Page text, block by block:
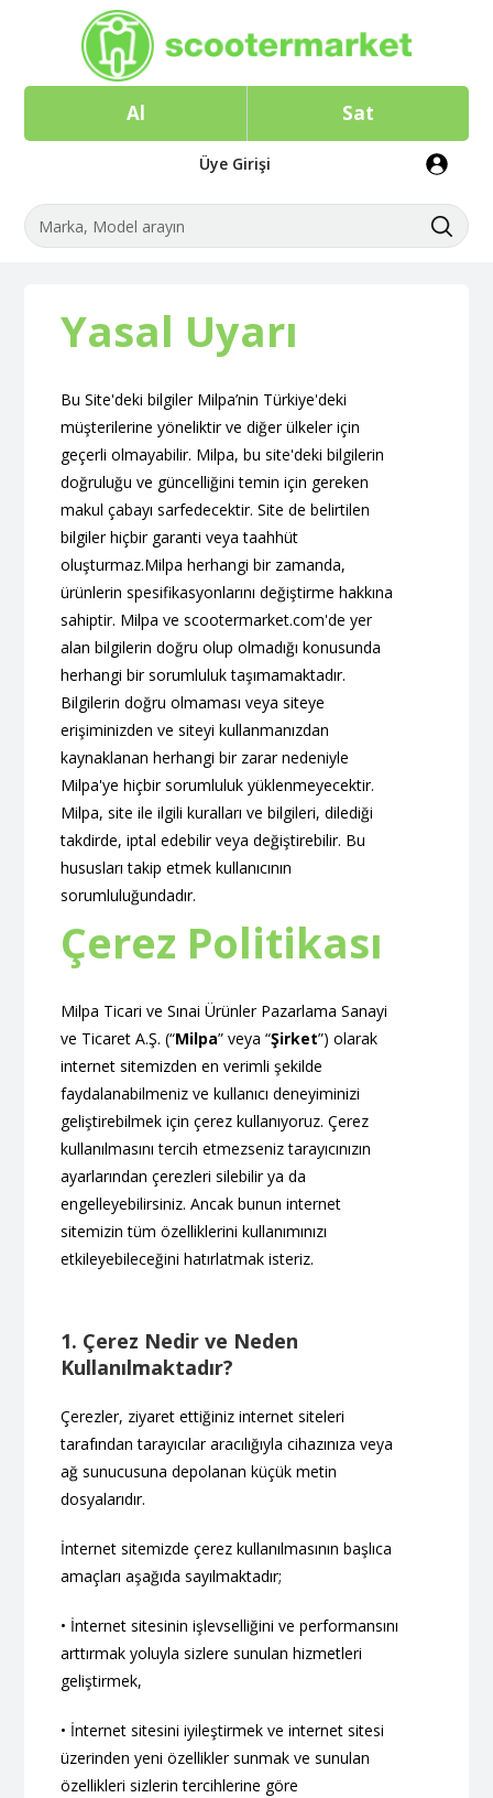
Al Sat
Üye Girişi
Yasal Uyarı
Bu Site'deki bilgiler Milpa’nin Türkiye'deki
müşterilerine yöneliktir ve diğer ülkeler için
geçerli olmayabilir. Milpa, bu site'deki bilgilerin
doğruluğu ve güncelliğini temin için gereken
makul çabayı sarfedecektir. Site de belirtilen
bilgiler hiçbir garanti veya taahhüt
oluşturmaz.Milpa herhangi bir zamanda,
ürünlerin spesifikasyonlarını değiştirme hakkına
sahiptir. Milpa ve scootermarket.com'de yer
alan bilgilerin doğru olup olmadığı konusunda
herhangi bir sorumluluk taşımamaktadır.
Bilgilerin doğru olmaması veya siteye
erişiminizden ve siteyi kullanmanızdan
kaynaklanan herhangi bir zarar nedeniyle
Milpa'ye hiçbir sorumluluk yüklenmeyecektir.
Milpa, site ile ilgili kuralları ve bilgileri, dilediği
takdirde, iptal edebilir veya değiştirebilir. Bu
hususları takip etmek kullanıcının
sorumluluğundadır.
Çerez Politikası
Milpa Ticari ve Sınai Ürünler Pazarlama Sanayi
ve Ticaret A.Ş. (“Milpa” veya “Şirket”) olarak
internet sitemizden en verimli şekilde
faydalanabilmeniz ve kullanıcı deneyiminizi
geliştirebilmek için çerez kullanıyoruz. Çerez
kullanılmasını tercih etmezseniz tarayıcınızın
ayarlarından çerezleri silebilir ya da
engelleyebilirsiniz. Ancak bunun internet
sitemizin tüm özelliklerini kullanımınızı
etkileyebileceğini hatırlatmak isteriz.
1. Çerez Nedir ve Neden
Kullanılmaktadır?
Çerezler, ziyaret ettiğiniz internet siteleri
tarafından tarayıcılar aracılığıyla cihazınıza veya
ağ sunucusuna depolanan küçük metin
dosyalarıdır.
İnternet sitemizde çerez kullanılmasının başlıca
amaçları aşağıda sayılmaktadır;
• İnternet sitesinin işlevselliğini ve performansını
arttırmak yoluyla sizlere sunulan hizmetleri
geliştirmek,
• İnternet sitesini iyileştirmek ve internet sitesi
üzerinden yeni özellikler sunmak ve sunulan
özellikleri sizlerin tercihlerine göre